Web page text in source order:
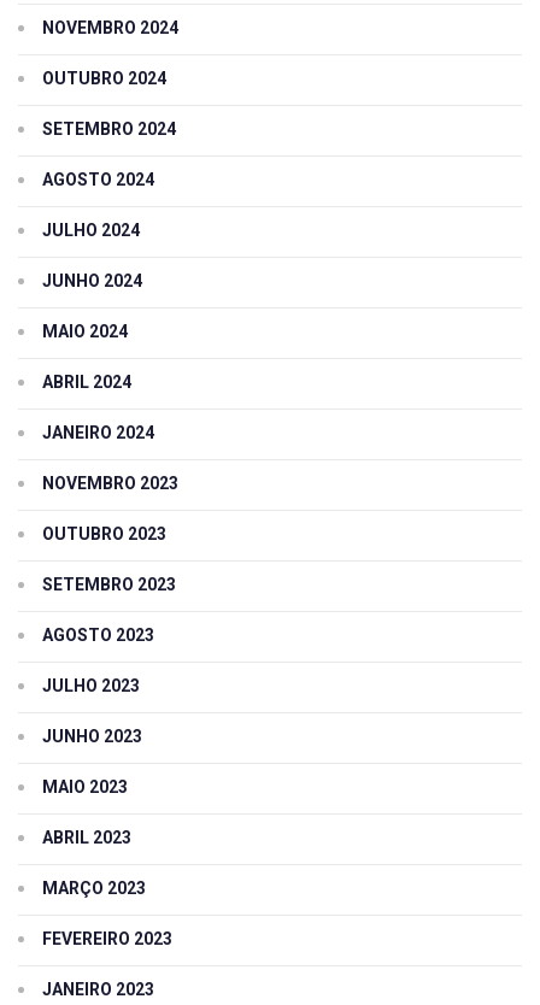
NOVEMBRO 2024
OUTUBRO 2024
SETEMBRO 2024
AGOSTO 2024
JULHO 2024
JUNHO 2024
MAIO 2024
ABRIL 2024
JANEIRO 2024
NOVEMBRO 2023
OUTUBRO 2023
SETEMBRO 2023
AGOSTO 2023
JULHO 2023
JUNHO 2023
MAIO 2023
ABRIL 2023
MARÇO 2023
FEVEREIRO 2023
JANEIRO 2023